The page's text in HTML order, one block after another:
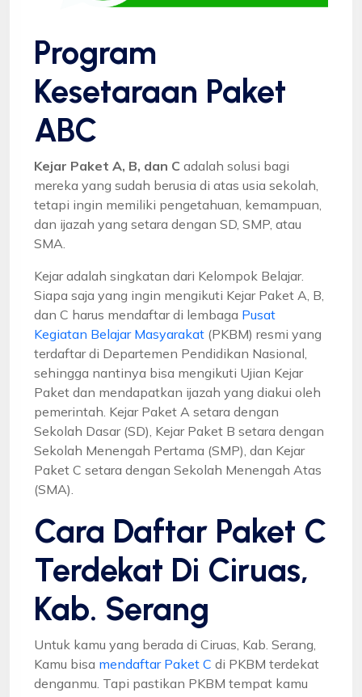
Program
Kesetaraan Paket
ABC
Kejar Paket A, B, dan C adalah solusi bagi
mereka yang sudah berusia di atas usia sekolah,
tetapi ingin memiliki pengetahuan, kemampuan,
dan ijazah yang setara dengan SD, SMP, atau
SMA.
Kejar adalah singkatan dari Kelompok Belajar.
Siapa saja yang ingin mengikuti Kejar Paket A, B,
dan C harus mendaftar di lembaga Pusat
Kegiatan Belajar Masyarakat (PKBM) resmi yang
terdaftar di Departemen Pendidikan Nasional,
sehingga nantinya bisa mengikuti Ujian Kejar
Paket dan mendapatkan ijazah yang diakui oleh
pemerintah. Kejar Paket A setara dengan
Sekolah Dasar (SD), Kejar Paket B setara dengan
Sekolah Menengah Pertama (SMP), dan Kejar
Paket C setara dengan Sekolah Menengah Atas
(SMA).
Cara Daftar Paket C
Terdekat Di Ciruas,
Kab. Serang
Untuk kamu yang berada di Ciruas, Kab. Serang,
Kamu bisa mendaftar Paket C di PKBM terdekat
denganmu. Tapi pastikan PKBM tempat kamu